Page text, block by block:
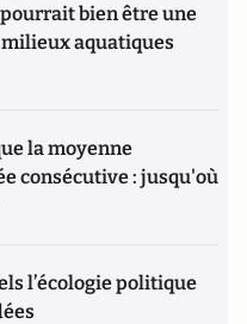
pourrait bien être une
aquatiques
la moyenne
consécutive : jusqu'où
l’écologie politique